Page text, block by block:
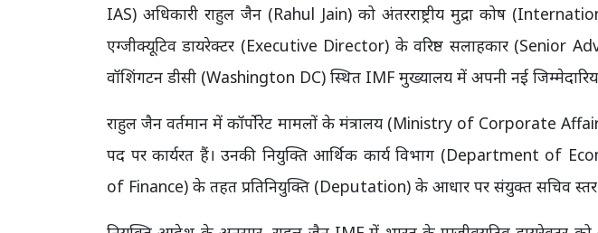
IAS) अधिकारी राहुल जैन (Rahul Jain) को अंतरराष्ट्रीय मुद्रा कोष
एग्जीक्यूटिव डायरेक्टर (Executive Director) के वरिष्ठ सलाहकार (Senior
वॉशिंगटन डीसी (Washington DC) स्थित IMF मुख्यालय में अपनी नई
राहुल जैन वर्तमान में कॉर्पोरेट मामलों के मंत्रालय (Ministry of Corporate
पद पर कार्यरत हैं। उनकी नियुक्ति आर्थिक कार्य विभाग (Department of
of Finance) के तहत प्रतिनियुक्ति (Deputation) के आधार पर संयुक्त सचिव